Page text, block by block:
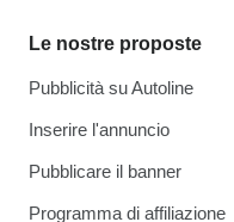
Le nostre proposte
Pubblicità su Autoline
Inserire l'annuncio
Pubblicare il banner
Programma di affiliazione